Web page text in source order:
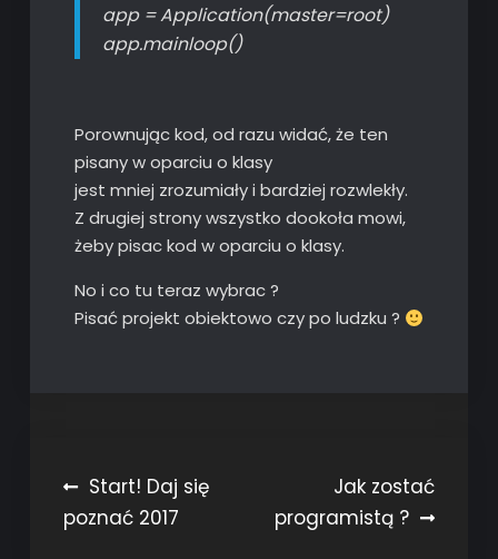
app = Application(master=root)
app.mainloop()
Porownując kod, od razu widać, że ten
pisany w oparciu o klasy
jest mniej zrozumiały i bardziej rozwlekły.
Z drugiej strony wszystko dookoła mowi,
żeby pisac kod w oparciu o klasy.
No i co tu teraz wybrac ?
Pisać projekt obiektowo czy po ludzku ?
Post
navigation
Start! Daj się
poznać 2017
Jak zostać
programistą ?